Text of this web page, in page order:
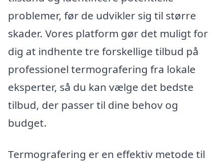
problemer, før de udvikler sig til større
skader. Vores platform gør det muligt for
dig at indhente tre forskellige tilbud på
professionel termografering fra lokale
eksperter, så du kan vælge det bedste
tilbud, der passer til dine behov og
budget.
Termografering er en effektiv metode til